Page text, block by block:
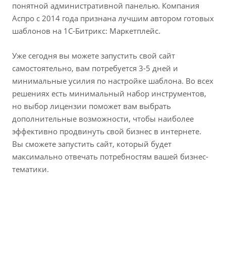
понятной административной панелью. Компания
Аспро с 2014 года признана лучшим автором готовых
шаблонов на 1С-Битрикс: Маркетплейс.
Уже сегодня вы можете запустить свой сайт
самостоятельно, вам потребуется 3-5 дней и
минимальные усилия по настройке шаблона. Во всех
решениях есть минимальный набор инструментов,
но выбор лицензии поможет вам выбрать
дополнительные возможности, чтобы наиболее
эффективно продвинуть свой бизнес в интернете.
Вы сможете запустить сайт, который будет
максимально отвечать потребностям вашей бизнес-
тематики.